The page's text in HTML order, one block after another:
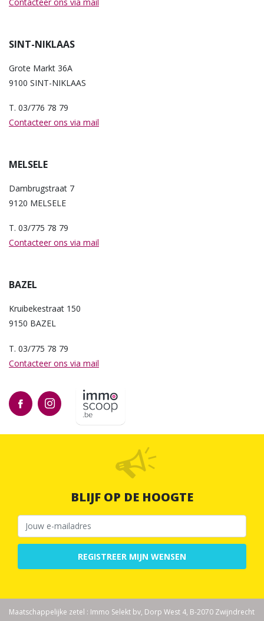
SINT-NIKLAAS
Grote Markt 36A
9100 SINT-NIKLAAS
T. 03/776 78 79
Contacteer ons via mail
MELSELE
Dambrugstraat 7
9120 MELSELE
T. 03/775 78 79
Contacteer ons via mail
BAZEL
Kruibekestraat 150
9150 BAZEL
T. 03/775 78 79
Contacteer ons via mail
BLIJF OP DE HOOGTE
REGISTREER MIJN WENSEN
Maatschappelijke zetel : Immo Selekt bv, Dorp West 4, B-2070 Zwijndrecht